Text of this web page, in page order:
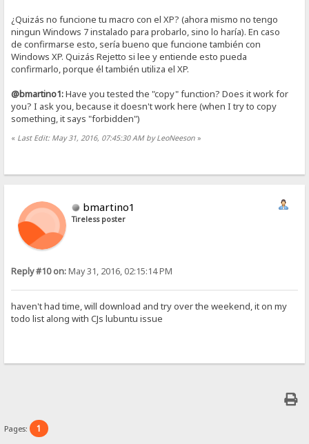
¿Quizás no funcione tu macro con el XP? (ahora mismo no tengo
ningun Windows 7 instalado para probarlo, sino lo haría). En caso
de confirmarse esto, sería bueno que funcione también con
Windows XP. Quizás Rejetto si lee y entiende esto pueda
confirmarlo, porque él también utiliza el XP.
@bmartino1:Have you tested the "copy" function? Does it work for
you? I ask you, because it doesn't work here (when I try to copy
something, it says "forbidden")
« Last Edit: May 31, 2016, 07:45:30 AM by LeoNeeson »
bmartino1
Tireless poster
Reply #10 on:May 31, 2016, 02:15:14 PM
haven't had time, will download and try over the weekend, it on my
todo list along with CJs lubuntu issue
Pages: 1